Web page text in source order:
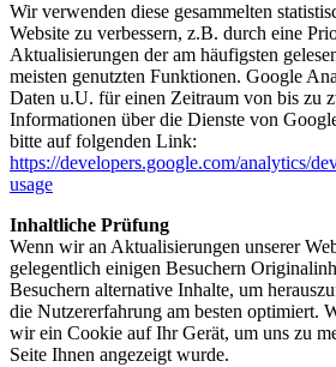
Wir verwenden diese gesammelten
Website zu verbessern, z.B. durch eine
Aktualisierungen der am häufigsten
meisten genutzten Funktionen. Google
Daten u.U. für einen Zeitraum von bis zu
Informationen über die Dienste von
bitte auf folgenden Link:
https://developers.google.com/analytics/
usage
Inhaltliche Prüfung
Wenn wir an Aktualisierungen unserer
gelegentlich einigen Besuchern
Besuchern alternative Inhalte, um
die Nutzererfahrung am besten optimiert.
wir ein Cookie auf Ihr Gerät, um uns zu
Seite Ihnen angezeigt wurde.